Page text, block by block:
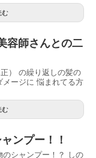
む
容師さんとの二
） の繰り返しの髪の
ージに 悩まれてる方
む
ンプー！！
シャンプー！？ しの